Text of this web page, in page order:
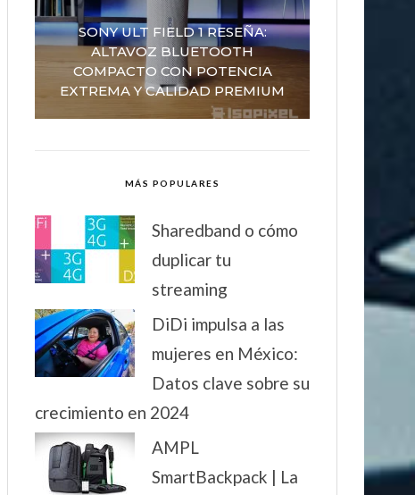
SONY ULT FIELD 1 RESEÑA:
ALTAVOZ BLUETOOTH
COMPACTO CON POTENCIA
EXTREMA Y CALIDAD PREMIUM
MÁS POPULARES
Sharedband o cómo
duplicar tu
streaming
DiDi impulsa a las
mujeres en México:
Datos clave sobre su
crecimiento en 2024
AMPL
SmartBackpack | La